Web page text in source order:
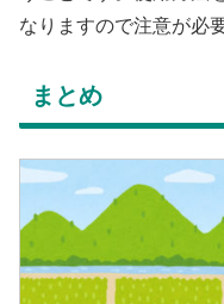
なりますので注意が必
まとめ